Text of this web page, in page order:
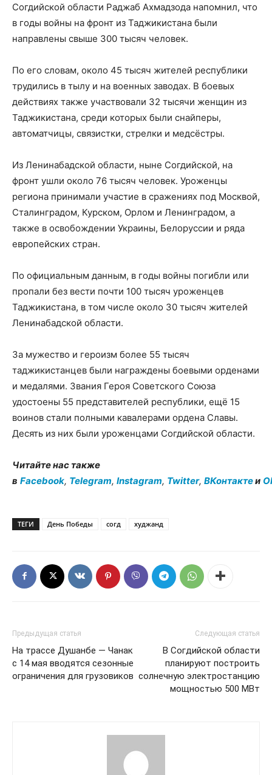
Согдийской области Раджаб Ахмадзода напомнил, что
в годы войны на фронт из Таджикистана были
направлены свыше 300 тысяч человек.
По его словам, около 45 тысяч жителей республики
трудились в тылу и на военных заводах. В боевых
действиях также участвовали 32 тысячи женщин из
Таджикистана, среди которых были снайперы,
автоматчицы, связистки, стрелки и медсёстры.
Из Ленинабадской области, ныне Согдийской, на
фронт ушли около 76 тысяч человек. Уроженцы
региона принимали участие в сражениях под Москвой,
Сталинградом, Курском, Орлом и Ленинградом, а
также в освобождении Украины, Белоруссии и ряда
европейских стран.
По официальным данным, в годы войны погибли или
пропали без вести почти 100 тысяч уроженцев
Таджикистана, в том числе около 30 тысяч жителей
Ленинабадской области.
За мужество и героизм более 55 тысяч
таджикистанцев были награждены боевыми орденами
и медалями. Звания Героя Советского Союза
удостоены 55 представителей республики, ещё 15
воинов стали полными кавалерами ордена Славы.
Десять из них были уроженцами Согдийской области.
Читайте нас также
в Facebook, Telegram, Instagram, Twitter, ВКонтактеи
ТЕГИ День Победы согд худжанд
Предыдущая статья
На трассе Душанбе — Чанак
с 14 мая вводятся сезонные
ограничения для грузовиков
Следующая статья
В Согдийской области
планируют построить
солнечную электростанцию
мощностью 500 МВт